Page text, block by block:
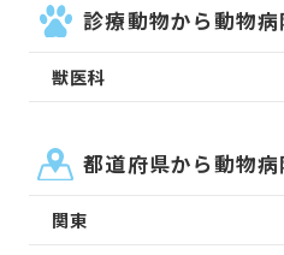
診療動物から動物
獣医科
都道府県から動物
関東